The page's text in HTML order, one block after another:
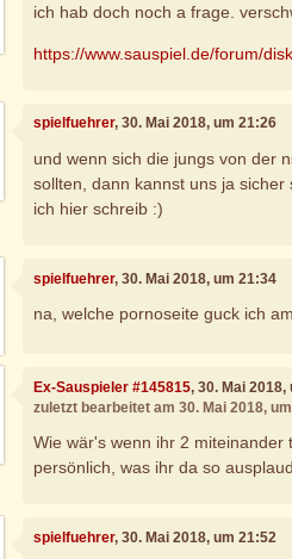
ich hab doch noch a frage.
https://www.sauspiel.de/forum/
spielfuehrer, 30. Mai 2018, um 21:26
und wenn sich die jungs von der
sollten, dann kannst uns ja
ich hier schreib :)
spielfuehrer, 30. Mai 2018, um 21:34
na, welche pornoseite guck ich
Ex-Sauspieler #145815, 30. Mai 2018,
zuletzt bearbeitet am 30. Mai 2018,
Wie wär's wenn ihr 2 miteinander
persönlich, was ihr da so
spielfuehrer, 30. Mai 2018, um 21:52